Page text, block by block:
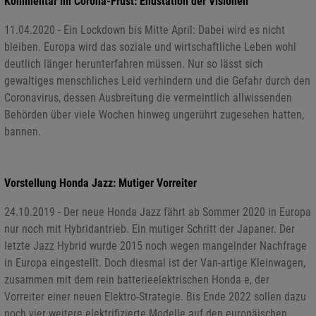
11.04.2020 - Ein Lockdown bis Mitte April: Dabei wird es nicht
bleiben. Europa wird das soziale und wirtschaftliche Leben wohl
deutlich länger herunterfahren müssen. Nur so lässt sich
gewaltiges menschliches Leid verhindern und die Gefahr durch den
Coronavirus, dessen Ausbreitung die vermeintlich allwissenden
Behörden über viele Wochen hinweg ungerührt zugesehen hatten,
bannen.
Vorstellung Honda Jazz: Mutiger Vorreiter
24.10.2019 - Der neue Honda Jazz fährt ab Sommer 2020 in Europa
nur noch mit Hybridantrieb. Ein mutiger Schritt der Japaner. Der
letzte Jazz Hybrid wurde 2015 noch wegen mangelnder Nachfrage
in Europa eingestellt. Doch diesmal ist der Van-artige Kleinwagen,
zusammen mit dem rein batterieelektrischen Honda e, der
Vorreiter einer neuen Elektro-Strategie. Bis Ende 2022 sollen dazu